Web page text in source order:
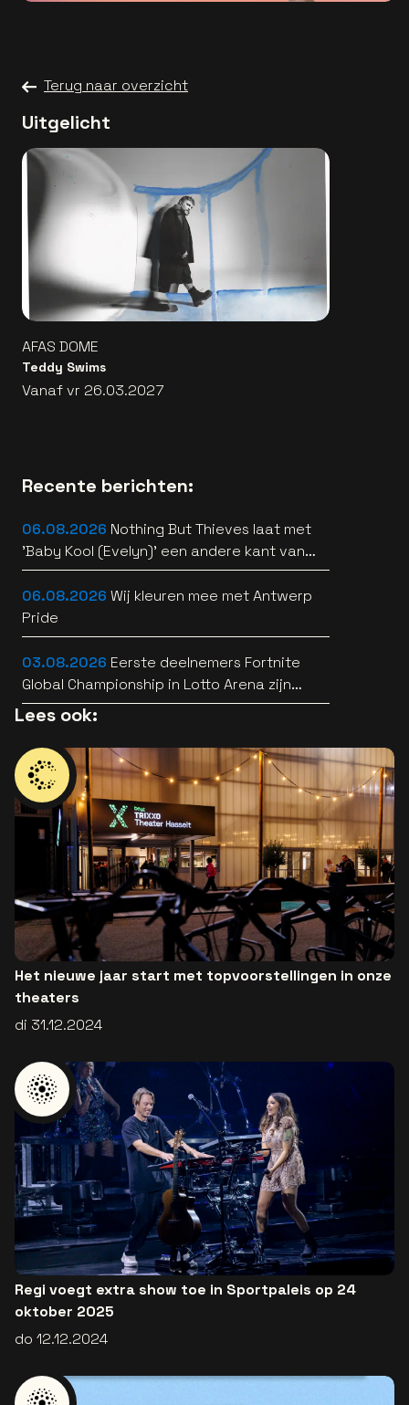
Terug naar overzicht
Uitgelicht
AFAS DOME
Teddy Swims
Vanaf vr 26.03.2027
Recente berichten:
06.08.2026 Nothing But Thieves laat met
'Baby Kool (Evelyn)' een andere kant van
zich horen [video]
06.08.2026 Wij kleuren mee met Antwerp
Pride
03.08.2026 Eerste deelnemers Fortnite
Global Championship in Lotto Arena zijn
bekend
Lees ook:
Het nieuwe jaar start met topvoorstellingen in onze
theaters
di 31.12.2024
Regi voegt extra show toe in Sportpaleis op 24
oktober 2025
do 12.12.2024